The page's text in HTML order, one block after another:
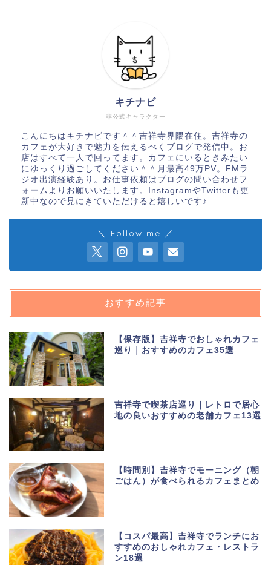
非公式キャラクター
キチナビ
こんにちはキチナビです＾＾吉祥寺界隈在住。吉祥寺の
カフェが大好きで魅力を伝えるべくブログで発信中。お
店はすべて一人で回ってます。カフェにいるときみたい
にゆっくり過ごしてください＾＾月最高49万PV。FMラ
ジオ出演経験あり。お仕事依頼はブログの問い合わせフ
ォームよりお願いいたします。InstagramやTwitterも更
新中なので見にきていただけると嬉しいです♪
＼ Follow me ／
おすすめ記事
【保存版】吉祥寺でおしゃれカフェ
巡り｜おすすめのカフェ35選
吉祥寺で喫茶店巡り｜レトロで居心
地の良いおすすめの老舗カフェ13選
【時間別】吉祥寺でモーニング（朝
ごはん）が食べられるカフェまとめ
【コスパ最高】吉祥寺でランチにお
すすめのおしゃれカフェ・レストラ
ン18選